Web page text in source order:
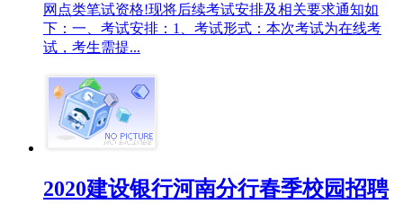
网点类笔试资格!现将后续考试安排及相关要求通知如
下：一、考试安排：1、考试形式：本次考试为在线考
试，考生需提...
2020建设银行河南分行春季校园招聘